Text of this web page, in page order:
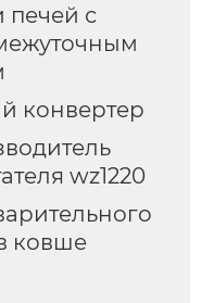
печей с
конвертер
wz1220
ковше